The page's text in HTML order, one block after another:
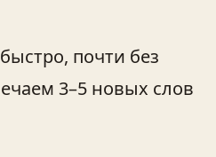
почти без
3–5 новых слов